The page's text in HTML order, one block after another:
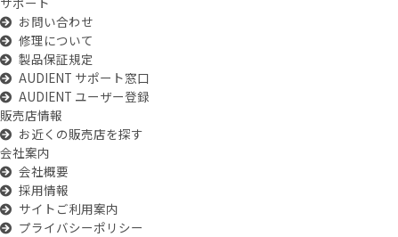
お問い合わせ
修理について
製品保証規定
AUDIENT サポート窓口
AUDIENT ユーザー登録
販売店情報
お近くの販売店を探す
会社案内
会社概要
採用情報
サイトご利用案内
プライバシーポリシー